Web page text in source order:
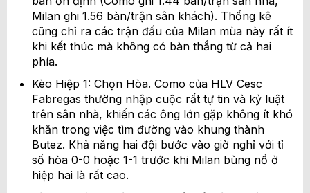
Milan ghi 1.56 bàn/trận sân khách). Thống kê
cũng chỉ ra các trận đấu của Milan mùa này rất ít
khi kết thúc mà không có bàn thắng từ cả hai
phía.
Kèo Hiệp 1: Chọn Hòa. Como của HLV Cesc
Fabregas thường nhập cuộc rất tự tin và kỷ luật
trên sân nhà, khiến các ông lớn gặp không ít khó
khăn trong việc tìm đường vào khung thành
Butez. Khả năng hai đội bước vào giờ nghỉ với tỉ
số hòa 0-0 hoặc 1-1 trước khi Milan bùng nổ ở
hiệp hai là rất cao.